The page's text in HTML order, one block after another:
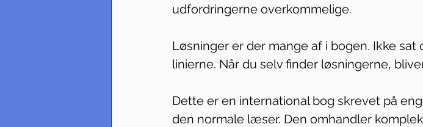
udfordringerne overkommelige.
Løsninger er der mange af i bogen. Ikke
linierne. Når du selv finder løsningerne,
Dette er en international bog skrevet på
den normale læser. Den omhandler